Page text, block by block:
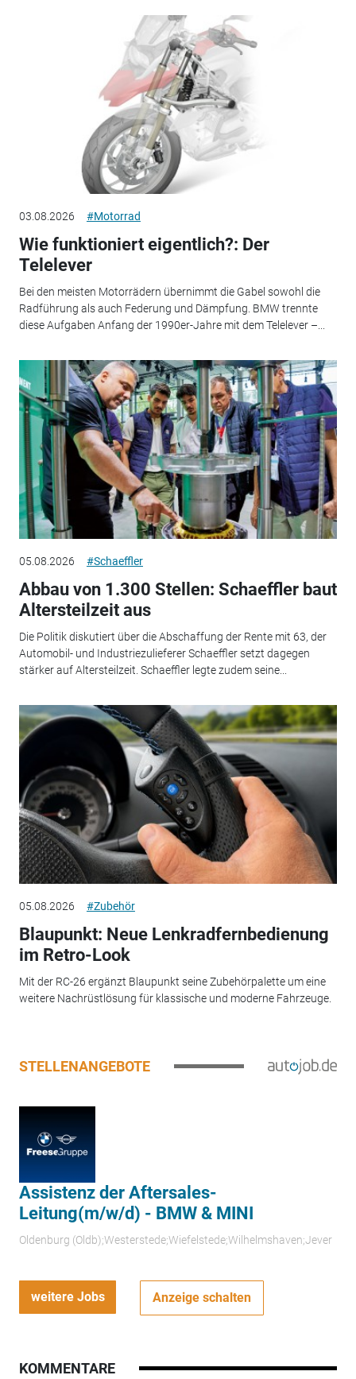
03.08.2026 #Motorrad
Wie funktioniert eigentlich?: Der
Telelever
Bei den meisten Motorrädern übernimmt die Gabel sowohl die
Radführung als auch Federung und Dämpfung. BMW trennte
diese Aufgaben Anfang der 1990er-Jahre mit dem Telelever –...
05.08.2026 #Schaeffler
Abbau von 1.300 Stellen: Schaeffler baut
Altersteilzeit aus
Die Politik diskutiert über die Abschaffung der Rente mit 63, der
Automobil- und Industriezulieferer Schaeffler setzt dagegen
stärker auf Altersteilzeit. Schaeffler legte zudem seine...
05.08.2026 #Zubehör
Blaupunkt: Neue Lenkradfernbedienung
im Retro-Look
Mit der RC-26 ergänzt Blaupunkt seine Zubehörpalette um eine
weitere Nachrüstlösung für klassische und moderne Fahrzeuge.
STELLENANGEBOTE
Assistenz der Aftersales-
Leitung(m/w/d) - BMW & MINI
Oldenburg (Oldb);Westerstede;Wiefelstede;Wilhelmshaven;Jever
weitere Jobs Anzeige schalten
KOMMENTARE